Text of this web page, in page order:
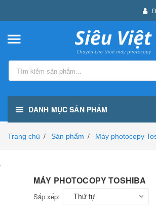
DANH MỤC SẢN PHẨM
Trang chủ / Sản phẩm / Máy photocopy
MÁY PHOTOCOPY TOSHIBA
Sắp xếp: Thứ tự